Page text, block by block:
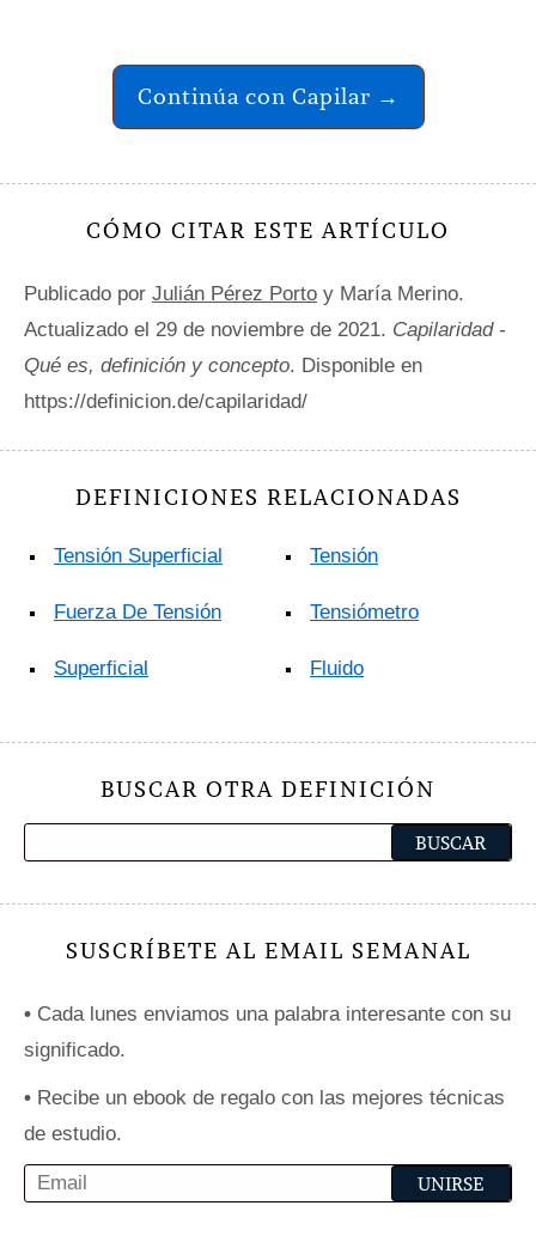
Continúa con Capilar →
CÓMO CITAR ESTE ARTÍCULO
Publicado por Julián Pérez Porto y María Merino.
Actualizado el 29 de noviembre de 2021. Capilaridad -
Qué es, definición y concepto. Disponible en
https://definicion.de/capilaridad/
DEFINICIONES RELACIONADAS
Tensión Superficial
Fuerza De Tensión
Superficial
Tensión
Tensiómetro
Fluido
BUSCAR OTRA DEFINICIÓN
SUSCRÍBETE AL EMAIL SEMANAL
• Cada lunes enviamos una palabra interesante con su
significado.
• Recibe un ebook de regalo con las mejores técnicas
de estudio.